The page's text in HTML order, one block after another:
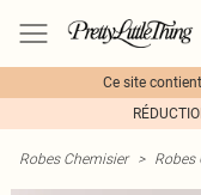
Ce site
Robes Chemisier > Robes